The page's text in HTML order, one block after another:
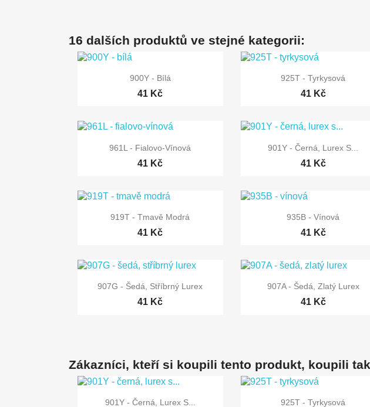
16 dalších produktů ve stejné kategorii:
Rychlý náhled
900Y - Bílá
41 Kč
 Rychlý náhled
925T - Tyrkysová
41 Kč
 Rychlý náhled
961L - Fialovo-Vínová
41 Kč
 Rychlý náhled
901Y - Černá, Lurex S...
41 Kč
 Rychlý náhled
919T - Tmavě Modrá
41 Kč
Rychlý náhled
935B - Vínová
41 Kč
 Rychlý náhled
907G - Šedá, Stříbrný Lurex
41 Kč
 Rychlý náhled
907A - Šedá, Zlatý Lurex
41 Kč
Zákazníci, kteří si koupili tento produkt, koupili
 Rychlý náhled
901Y - Černá, Lurex S...  Rychlý náhled
925T - Tyrkysová